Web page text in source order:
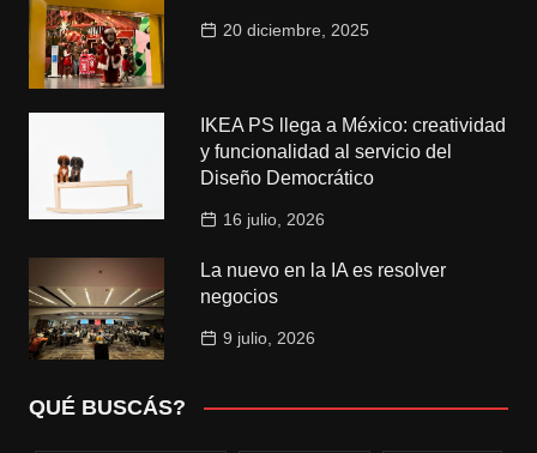
20 diciembre, 2025
IKEA PS llega a México: creatividad
y funcionalidad al servicio del
Diseño Democrático
16 julio, 2026
La nuevo en la IA es resolver
negocios
9 julio, 2026
QUÉ BUSCÁS?